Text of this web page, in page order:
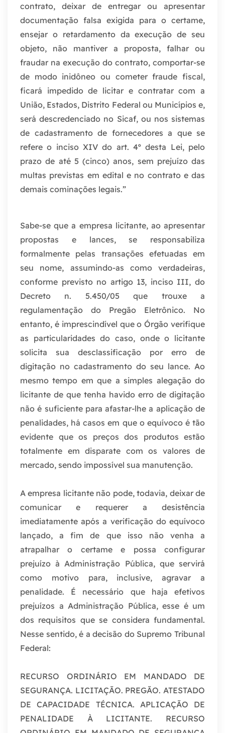
contrato, deixar de entregar ou apresentar
documentação falsa exigida para o certame,
ensejar o retardamento da execução de seu
objeto, não mantiver a proposta, falhar ou
fraudar na execução do contrato, comportar-se
de modo inidôneo ou cometer fraude fiscal,
ficará impedido de licitar e contratar com a
União, Estados, Distrito Federal ou Municípios e,
será descredenciado no Sicaf, ou nos sistemas
de cadastramento de fornecedores a que se
refere o inciso XIV do art. 4º desta Lei, pelo
prazo de até 5 (cinco) anos, sem prejuízo das
multas previstas em edital e no contrato e das
demais cominações legais.”
Sabe-se que a empresa licitante, ao apresentar
propostas e lances, se responsabiliza
formalmente pelas transações efetuadas em
seu nome, assumindo-as como verdadeiras,
conforme previsto no artigo 13, inciso III, do
Decreto n. 5.450/05 que trouxe a
regulamentação do Pregão Eletrônico. No
entanto, é imprescindível que o Órgão verifique
as particularidades do caso, onde o licitante
solicita sua desclassificação por erro de
digitação no cadastramento do seu lance. Ao
mesmo tempo em que a simples alegação do
licitante de que tenha havido erro de digitação
não é suficiente para afastar-lhe a aplicação de
penalidades, há casos em que o equívoco é tão
evidente que os preços dos produtos estão
totalmente em disparate com os valores de
mercado, sendo impossível sua manutenção.
A empresa licitante não pode, todavia, deixar de
comunicar e requerer a desistência
imediatamente após a verificação do equívoco
lançado, a fim de que isso não venha a
atrapalhar o certame e possa configurar
prejuízo à Administração Pública, que servirá
como motivo para, inclusive, agravar a
penalidade. É necessário que haja efetivos
prejuízos a Administração Pública, esse é um
dos requisitos que se considera fundamental.
Nesse sentido, é a decisão do Supremo Tribunal
Federal:
RECURSO ORDINÁRIO EM MANDADO DE
SEGURANÇA. LICITAÇÃO. PREGÃO. ATESTADO
DE CAPACIDADE TÉCNICA. APLICAÇÃO DE
PENALIDADE À LICITANTE. RECURSO